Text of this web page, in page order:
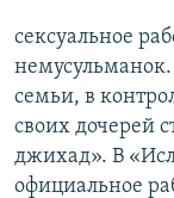
сексуальное
семьи, в
своих дочерей
джихад». В
официальное